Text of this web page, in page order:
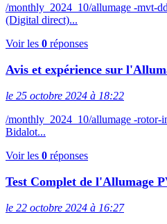
/monthly_2024_10/allumage -mvt-
(Digital direct)...
Voir les 0 réponses
Avis et expérience sur
le 25 octobre 2024 à 18:22
/monthly_2024_10/allumage -rotor-
Bidalot...
Voir les 0 réponses
Test Complet de l'Allumage
le 22 octobre 2024 à 16:27